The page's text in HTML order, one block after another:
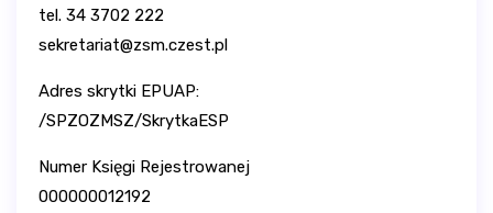
tel. 34 3702 222
sekretariat@zsm.czest.pl
Adres skrytki EPUAP:
/SPZOZMSZ/SkrytkaESP
Numer Księgi Rejestrowanej
000000012192